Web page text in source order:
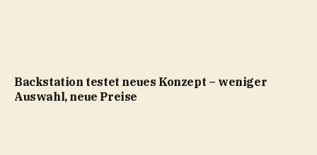
Backstation testet neues Konzept – weniger
Auswahl, neue Preise